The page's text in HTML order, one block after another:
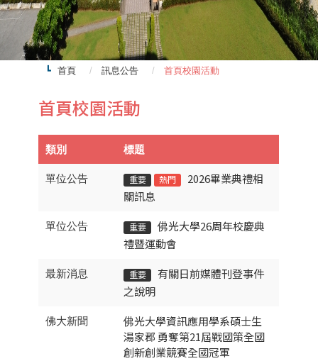
首頁 訊息公告 首頁校園活動
首頁校園活動
類別 標題
單位公告 重要 熱門
2026畢業典禮相
關訊息
單位公告 重要
佛光大學26周年校慶典
禮暨運動會
最新消息 重要
有關日前媒體刊登事件
之說明
佛大新聞
佛光大學資訊應用學系碩士生
湯家郡 勇奪第21屆戰國策全國
創新創業競賽全國冠軍